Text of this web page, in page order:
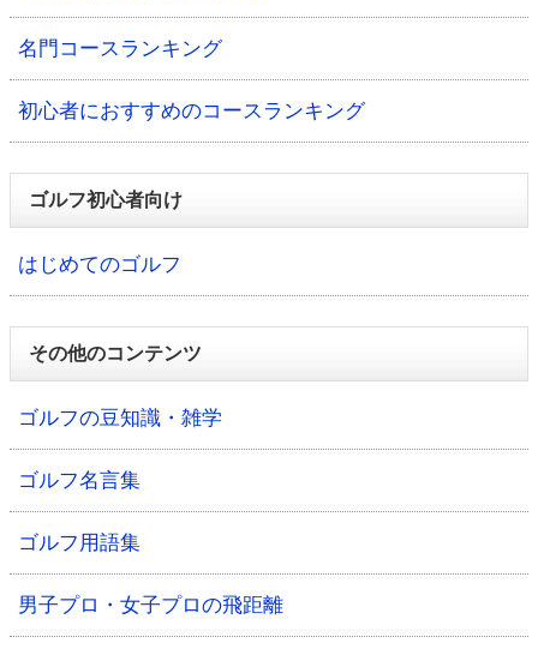
名門コースランキング
初心者におすすめのコースランキング
ゴルフ初心者向け
はじめてのゴルフ
その他のコンテンツ
ゴルフの豆知識・雑学
ゴルフ名言集
ゴルフ用語集
男子プロ・女子プロの飛距離